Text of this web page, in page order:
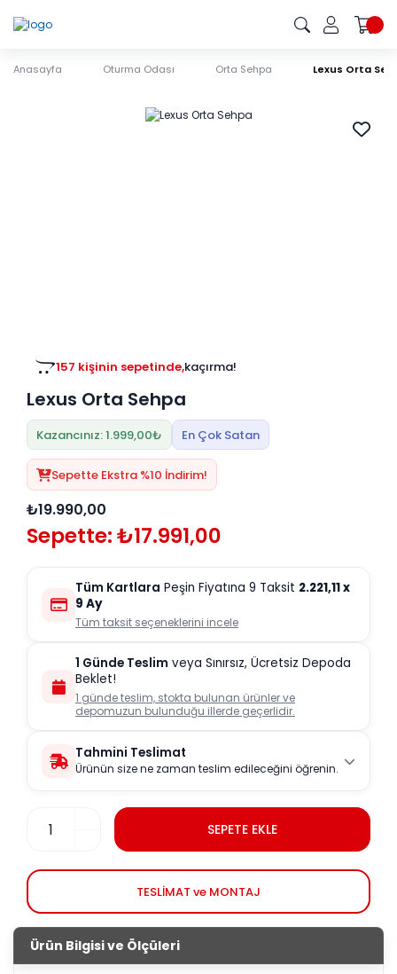
Anasayfa Oturma Odası Orta Sehpa Lexus Orta
157 kişinin sepetinde,kaçırma!
Lexus Orta Sehpa
Kazancınız: 1.999,00₺ En Çok Satan
Sepette Ekstra %10 İndirim!
₺19.990,00
Sepette: ₺17.991,00
Tüm Kartlara Peşin Fiyatına 9 Taksit 2.221,11x
9 Ay
Tüm taksit seçeneklerini incele
1 Günde Teslim veya Sınırsız, Ücretsiz Depoda
Beklet!
1 günde teslim, stokta bulunan ürünler ve
depomuzun bulunduğu illerde geçerlidir.
Tahmini Teslimat
Ürünün size ne zaman teslim edileceğini öğrenin.
SEPETE EKLE
TESLİMAT ve MONTAJ
Ürün Bilgisi ve Ölçüleri